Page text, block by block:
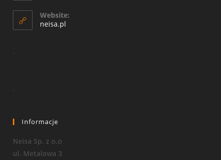
Website:
neisa.pl
.
.
Informacje
Neisa Sp. z o.o
ul. Metalowa 3